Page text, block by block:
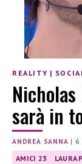
REALITY |
sarà in
ANDREA SANNA | 6
AMICI 23 LAURA